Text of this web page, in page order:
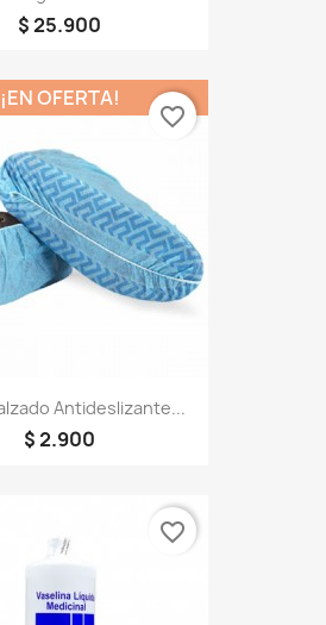
$ 25.900
Antideslizante...
$ 2.900
¡EN OFERTA!
favorite_border
favorite_border